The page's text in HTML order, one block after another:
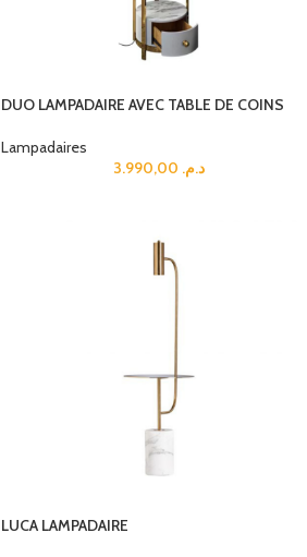
DUO LAMPADAIRE AVEC TABLE DE COINS
Lampadaires
د.م.
LUCA LAMPADAIRE